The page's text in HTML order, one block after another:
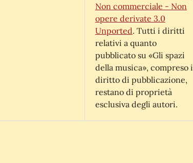
Non commerciale - Non
opere derivate 3.0
Unported. Tutti i diritti
relativi a quanto
pubblicato su «Gli spazi
della musica», compreso
diritto di pubblicazione,
restano di proprietà
esclusiva degli autori.